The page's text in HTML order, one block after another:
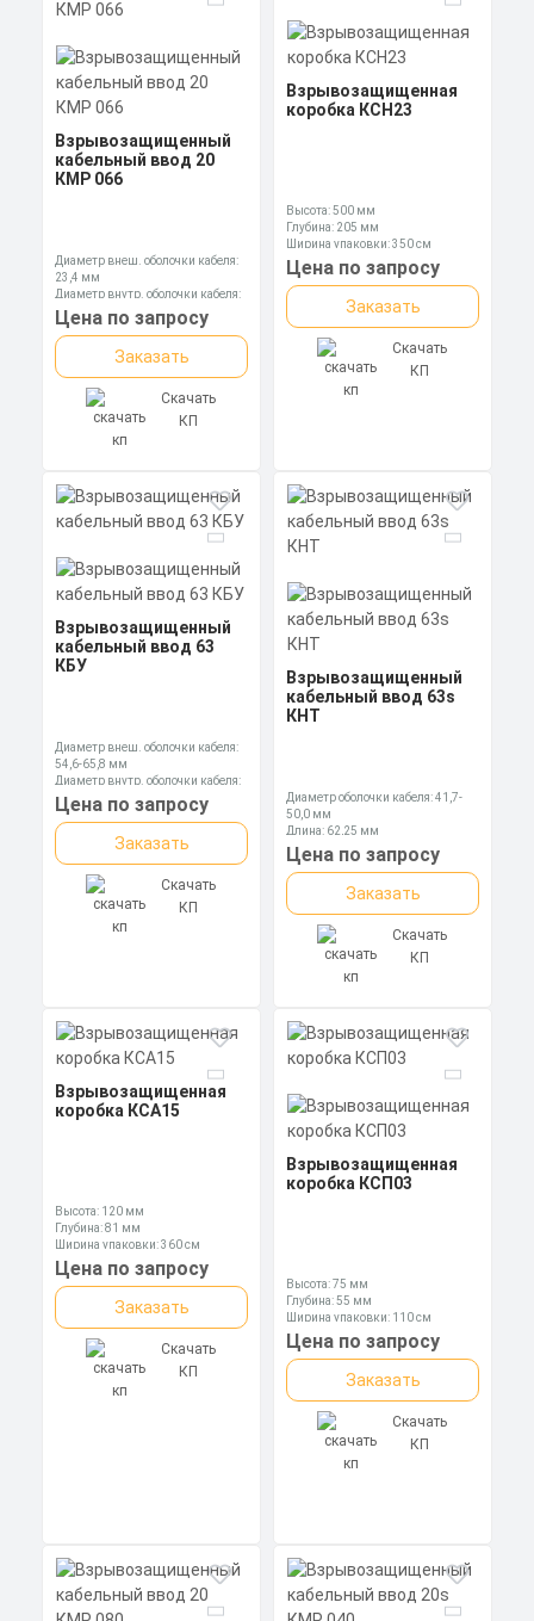
Взрывозащищенный
кабельный ввод 20
КМР 066
Диаметр внеш. оболочки кабеля:
23,4 мм
Диаметр внутр. оболочки кабеля:
16,9 мм
Диаметр оболочки кабеля: 6,5-13,9
мм
Цена по запросу
Заказать
Скачать
КП
Взрывозащищенная
коробка КСН23
Высота: 500 мм
Глубина: 205 мм
Ширина упаковки: 350 см
Цена по запросу
Заказать
Скачать
КП
Взрывозащищенный
кабельный ввод 63
КБУ
Диаметр внеш. оболочки кабеля:
54,6-65,8 мм
Диаметр внутр. оболочки кабеля:
47,5-56,0 мм
Длина: 110,3 мм
Цена по запросу
Заказать
Скачать
КП
Взрывозащищенный
кабельный ввод 63s
КНТ
Диаметр оболочки кабеля: 41,7-
50,0 мм
Длина: 62,25 мм
Ключ: 70 мм
Цена по запросу
Заказать
Скачать
КП
Взрывозащищенная
коробка КСА15
Высота: 120 мм
Глубина: 81 мм
Ширина упаковки: 360 см
Цена по запросу
Заказать
Скачать
КП
Взрывозащищенная
коробка КСП03
Высота: 75 мм
Глубина: 55 мм
Ширина упаковки: 110 см
Цена по запросу
Заказать
Скачать
КП